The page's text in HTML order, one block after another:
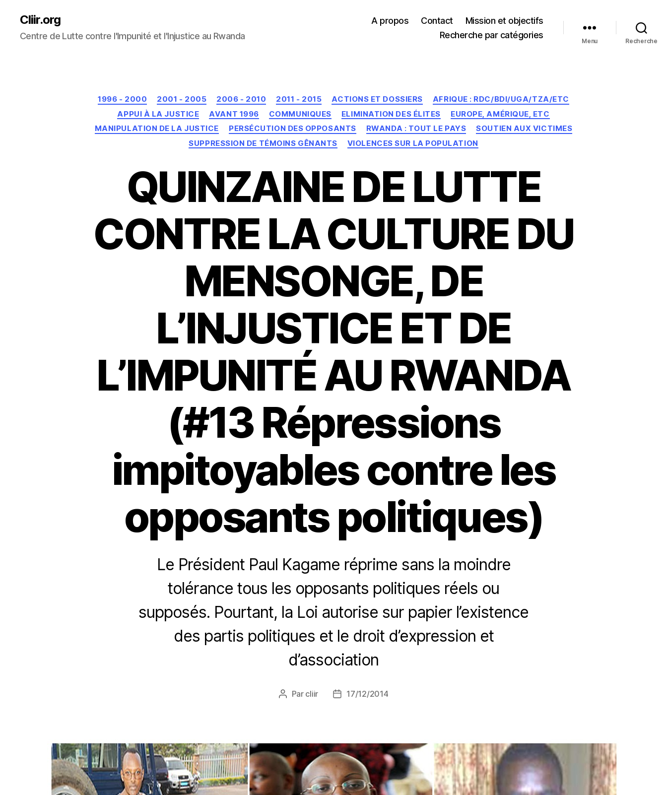
Cliir.org
Centre de Lutte contre l'Impunité et l'Injustice au Rwanda
A propos Contact
Mission et objectifs
Recherche par catégories
Menu Recherche
Catégories
1996 - 2000 2001 - 2005 2006 - 2010 2011 - 2015 ACTIONS ET DOSSIERS
AFRIQUE : RDC/BDI/UGA/TZA/ETC
APPUI À LA JUSTICE
AVANT 1996 COMMUNIQUES ELIMINATION DES ÉLITES
EUROPE, AMÉRIQUE, ETC
MANIPULATION DE LA JUSTICE
PERSÉCUTION DES OPPOSANTS RWANDA : TOUT LE PAYS
SOUTIEN AUX VICTIMES
SUPPRESSION DE TÉMOINS GÊNANTS
VIOLENCES SUR LA POPULATION
QUINZAINE DE LUTTE
CONTRE LA CULTURE DU
MENSONGE, DE
L’INJUSTICE ET DE
L’IMPUNITÉ AU RWANDA
(#13 Répressions
impitoyables contre les
opposants politiques)
Le Président Paul Kagame réprime sans la moindre
tolérance tous les opposants politiques réels ou
supposés. Pourtant, la Loi autorise sur papier l’existence
des partis politiques et le droit d’expression et
d’association
Auteur
Par cliir
Date17/12/2014